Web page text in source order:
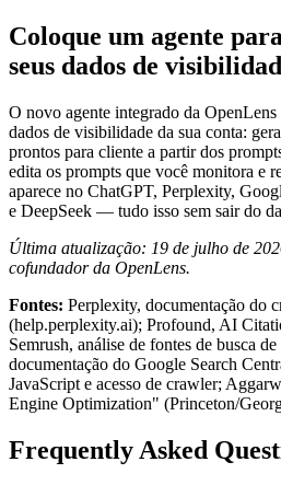
Coloque um agente
seus dados de
O novo agente integrado da
dados de visibilidade da sua conta:
prontos para cliente a partir dos
edita os prompts que você monitora e
aparece no ChatGPT, Perplexity,
e DeepSeek — tudo isso sem sair do
Última atualização: 19 de julho de
cofundador da OpenLens.
Fontes: Perplexity, documentação do
(help.perplexity.ai); Profound, AI
Semrush, análise de fontes de busca
documentação do Google Search
JavaScript e acesso de crawler;
Engine Optimization" (Princeton/
Frequently Asked